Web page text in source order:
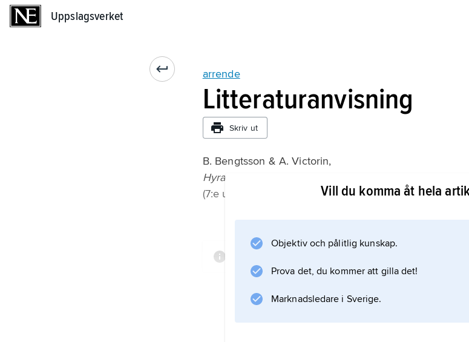
Uppslagsverket
arrende
Litteraturanvisning
Skriv ut
B. Bengtsson & A. Victorin,
Hyra och annan nyttjanderätt till fast egendom
(7:e upplagan 2007).
Vill du komma åt hela
Objektiv och pålitlig kunskap.
Prova det, du kommer att gilla det!
Marknadsledare i Sverige.